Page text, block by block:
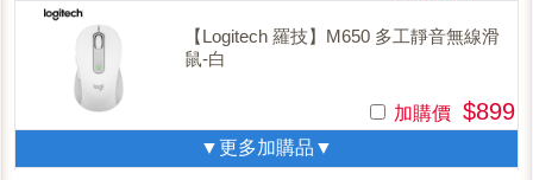
【Logitech 羅技】M650 多工靜音無線滑
鼠-白
加購價 $899
▼更多加購品▼